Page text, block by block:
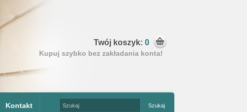
Twój koszyk: 0
Kupuj szybko bez zakładania konta!
Kontakt